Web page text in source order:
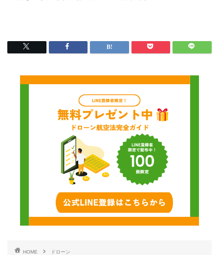
HOME
ドローン